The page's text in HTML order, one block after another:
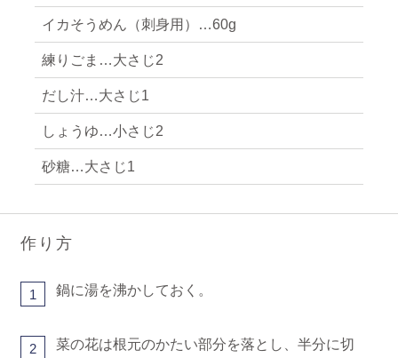
イカそうめん（刺身用）…60g
練りごま…大さじ2
だし汁…大さじ1
しょうゆ…小さじ2
砂糖…大さじ1
作り方
1 鍋に湯を沸かしておく。
2
菜の花は根元のかたい部分を落とし、半分に切